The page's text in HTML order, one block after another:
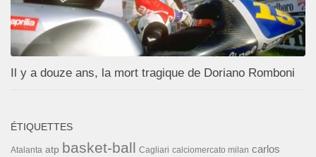
Il y a douze ans, la mort tragique de Doriano Romboni
ÉTIQUETTES
Atalanta atp basket-ball Cagliari calciomercato milan carlos